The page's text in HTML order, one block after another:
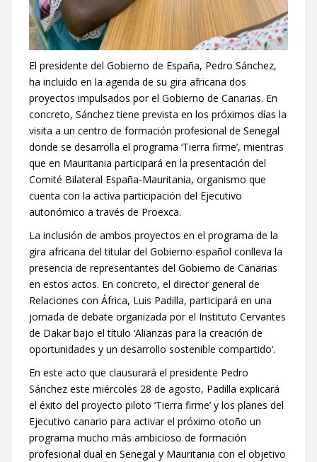
El presidente del Gobierno de España, Pedro Sánchez,
ha incluido en la agenda de su gira africana dos
proyectos impulsados por el Gobierno de Canarias. En
concreto, Sánchez tiene prevista en los próximos días la
visita a un centro de formación profesional de Senegal
donde se desarrolla el programa ‘Tierra firme’, mientras
que en Mauritania participará en la presentación del
Comité Bilateral España-Mauritania, organismo que
cuenta con la activa participación del Ejecutivo
autonómico a través de Proexca.
La inclusión de ambos proyectos en el programa de la
gira africana del titular del Gobierno español conlleva la
presencia de representantes del Gobierno de Canarias
en estos actos. En concreto, el director general de
Relaciones con África, Luis Padilla, participará en una
jornada de debate organizada por el Instituto Cervantes
de Dakar bajo el título ‘Alianzas para la creación de
oportunidades y un desarrollo sostenible compartido’.
En este acto que clausurará el presidente Pedro
Sánchez este miércoles 28 de agosto, Padilla explicará
el éxito del proyecto piloto ‘Tierra firme’ y los planes del
Ejecutivo canario para activar el próximo otoño un
programa mucho más ambicioso de formación
profesional dual en Senegal y Mauritania con el objetivo